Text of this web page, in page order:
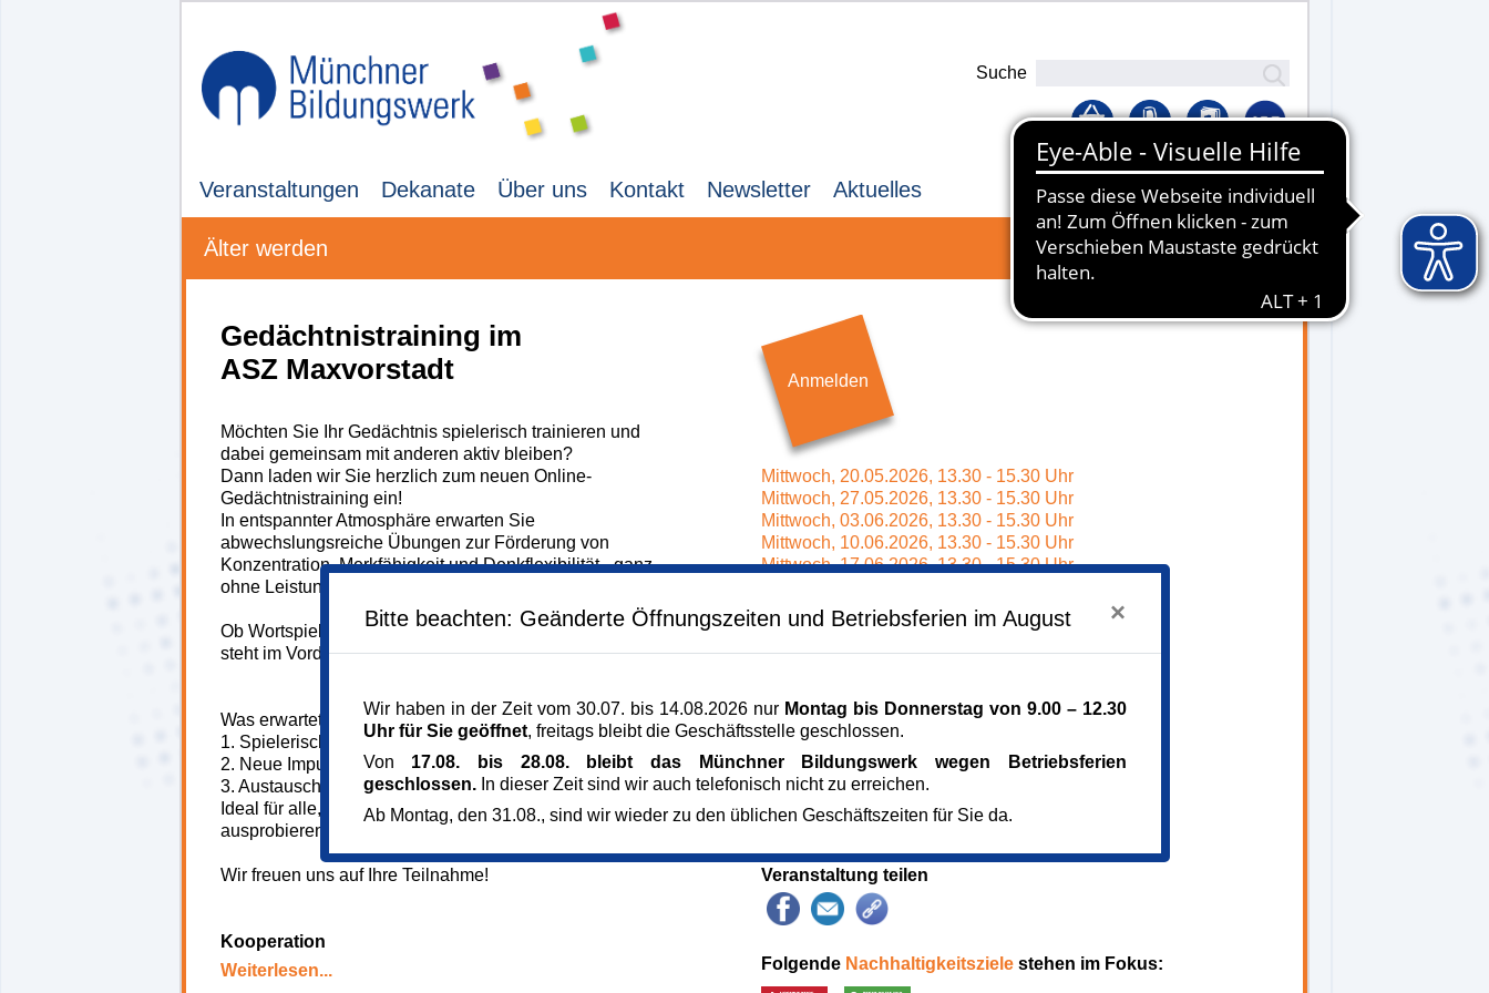
Suche
Veranstaltungen Dekanate Über uns Kontakt Newsletter Aktuelles Lernplattform
Älter werden
Gedächtnistraining im
ASZ Maxvorstadt
Möchten Sie Ihr Gedächtnis spielerisch trainieren und
dabei gemeinsam mit anderen aktiv bleiben?
Dann laden wir Sie herzlich zum neuen Online-
Gedächtnistraining ein!
In entspannter Atmosphäre erwarten Sie
abwechslungsreiche Übungen zur Förderung von
Konzentration, Merkfähigkeit und Denkflexibilität - ganz
ohne Leistungsdruck.
Ob Wortspiele, Denksport oder visuelle Rätsel: Der Spaß
steht im Vordergrund!
Was erwartet Sie?
1. Spielerisches Training für den Kopf
2. Neue Impulse zur geistigen Fitness
3. Austausch und Motivation in der Gruppe
Ideal für alle, die gemeinsam aktiv bleiben und Neues
ausprobieren möchten.
Wir freuen uns auf Ihre Teilnahme!
Kooperation
BRK München
Weiterlesen...
Anmelden
Mittwoch, 20.05.2026, 13.30 - 15.30 Uhr
Mittwoch, 27.05.2026, 13.30 - 15.30 Uhr
Mittwoch, 03.06.2026, 13.30 - 15.30 Uhr
Mittwoch, 10.06.2026, 13.30 - 15.30 Uhr
Mittwoch,17.06.2026,13.30 - 15.30 Uhr
Veranstaltungsort
ASZ Maxvorstadt
Gabelsbergerstraße 55a
München
Kursgebühr
38 €
Referent_in
Gabriele Vogler
Gedächtnistrainerin
166780
Veranstaltung teilen
Folgende Nachhaltigkeitsziele stehen im Fokus:
Bitte beachten: Geänderte Öffnungszeiten und Betriebsferien im August ×
Wir haben in der Zeit vom 30.07. bis 14.08.2026 nur Montag bis Donnerstag von 9.00 – 12.30
Uhr für Sie geöffnet, freitags bleibt die Geschäftsstelle geschlossen.
Von 17.08. bis 28.08. bleibt das Münchner Bildungswerk wegen Betriebsferien
geschlossen.In dieser Zeit sind wir auch telefonisch nicht zu erreichen.
Ab Montag, den 31.08., sind wir wieder zu den üblichen Geschäftszeiten für Sie da.